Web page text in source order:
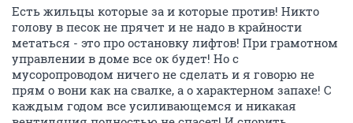
СЕЙЧАС ЧИТАЮТ
Стартовая от 1СФ
10256 74
Вопрос жизни и смерти! Девять щенков в заброшенном
месте